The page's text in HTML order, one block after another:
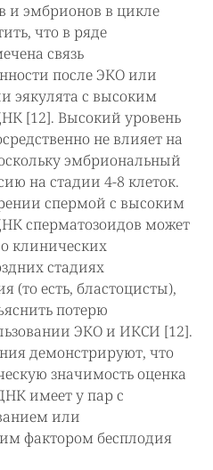
и эмбрионов в цикле
что в ряде
связь
после ЭКО или
эякулята с высоким
[12]. Высокий уровень
не влияет на
эмбриональный
на стадии 4-8 клеток.
спермой с высоким
сперматозоидов может
клинических
стадиях
(то есть, бластоцисты),
потерю
ЭКО и ИКСИ [12].
демонстрируют, что
значимость оценка
имеет у пар с
или
фактором бесплодия